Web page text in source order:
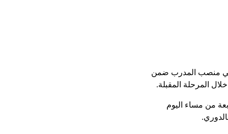
في منصب المدرب ضمن
المرحلة المقبلة.
من مساء اليوم